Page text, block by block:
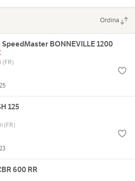
Ordina
BONNEVILLE 1200
(FR)
125
(FR)
600 RR